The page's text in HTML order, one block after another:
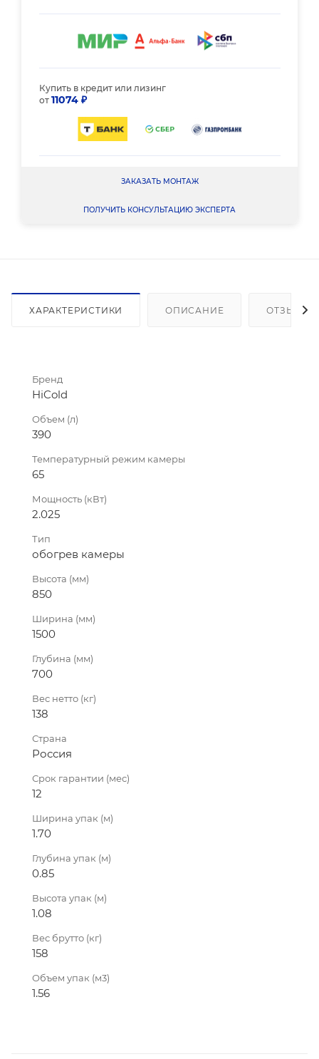
Купить в кредит или лизинг
от 11074 ₽
ЗАКАЗАТЬ МОНТАЖ
ПОЛУЧИТЬ КОНСУЛЬТАЦИЮ ЭКСПЕРТА
ХАРАКТЕРИСТИКИ ОПИСАНИЕ ОТЗЫВЫ
Бренд
HiCold
Объем (л)
390
Температурный режим камеры
65
Мощность (кВт)
2.025
Тип
обогрев камеры
Высота (мм)
850
Ширина (мм)
1500
Глубина (мм)
700
Вес нетто (кг)
138
Страна
Россия
Срок гарантии (мес)
12
Ширина упак (м)
1.70
Глубина упак (м)
0.85
Высота упак (м)
1.08
Вес брутто (кг)
158
Объем упак (м3)
1.56